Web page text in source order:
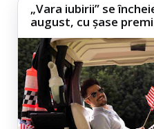
„Vara iubirii” se
august, cu șase